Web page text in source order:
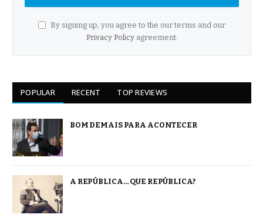
By signing up, you agree to the our terms and our
Privacy Policyagreement.
POPULAR RECENT TOP REVIEWS
BOM DEMAIS PARA ACONTECER
A REPÚBLICA… QUE REPÚBLICA?